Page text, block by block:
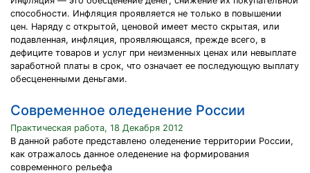
способности. Инфляция проявляется не только в повышении
цен. Наряду с открытой, ценовой имеет место скрытая, или
подавленная, инфляция, проявляющаяся, прежде всего, в
дефиците товаров и услуг при неизменных ценах или невыплате
заработной платы в срок, что означает ее последующую выплату
обесцененными деньгами.
Современное оледенение России
Практическая работа, 18 Декабря 2012
В данной работе представлено оледенение территории России,
как отражалось данное оледенение на формирования
современного рельефа